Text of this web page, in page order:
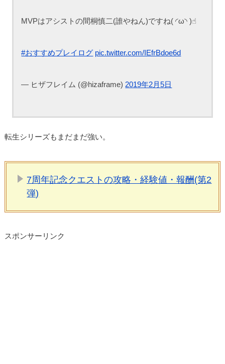
MVPはアシストの間桐慎二(誰やねん)ですね( ◜ω◝ )☝︎
#おすすめプレイログ pic.twitter.com/IEfrBdoe6d
— ヒザフレイム (@hizaframe)2019年2月5日
転生シリーズもまだまだ強い。
7周年記念クエストの攻略・経験値・報酬(第2
弾)
スポンサーリンク